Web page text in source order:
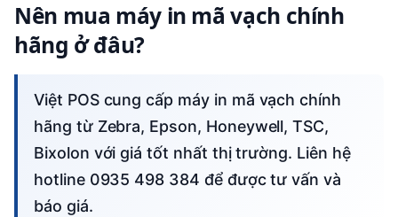
Nên mua máy in mã vạch chính
hãng ở đâu?
Việt POS cung cấp máy in mã vạch chính
hãng từ Zebra, Epson, Honeywell, TSC,
Bixolon với giá tốt nhất thị trường. Liên hệ
hotline 0935 498 384 để được tư vấn và
báo giá.